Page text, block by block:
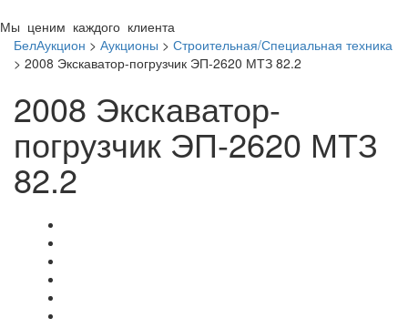
Мы ценим каждого клиента
БелАукцион > Аукционы > Строительная/Специальная техника
> 2008 Экскаватор-погрузчик ЭП-2620 МТЗ 82.2
2008 Экскаватор-
погрузчик ЭП-2620 МТЗ
82.2